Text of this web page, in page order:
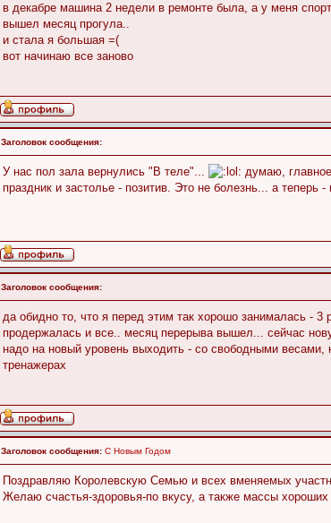
в декабре машина 2 недели в ремонте была, а у меня
вышел месяц прогула..
и стала я большая =(
вот начинаю все заново
Заголовок сообщения:
У нас пол зала вернулись "В теле"... думаю,
праздник и застолье - позитив. Это не болезнь... а теперь -
Заголовок сообщения:
да обидно то, что я перед этим так хорошо занималась -
продержалась и все.. месяц перерыва вышел... сейчас
надо на новый уровень выходить - со свободными весами,
тренажерах
Заголовок сообщения: C Новым Годом
Поздравляю Королевскую Семью и всех вменяемых
Желаю счастья-здоровья-по вкусу, а также массы